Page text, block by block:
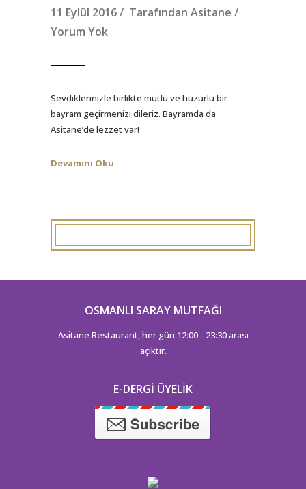
11 Eylül 2016 / Tarafından Asitane /
Yorum Yok
Sevdiklerinizle birlikte mutlu ve huzurlu bir
bayram geçirmenizi dileriz. Bayramda da
Asitane’de lezzet var!
Devamını Oku
OSMANLI SARAY MUTFAĞI
Asitane Restaurant, her gün 12:00 - 23:30 arası
açıktır.
E-DERGI ÜYELIK